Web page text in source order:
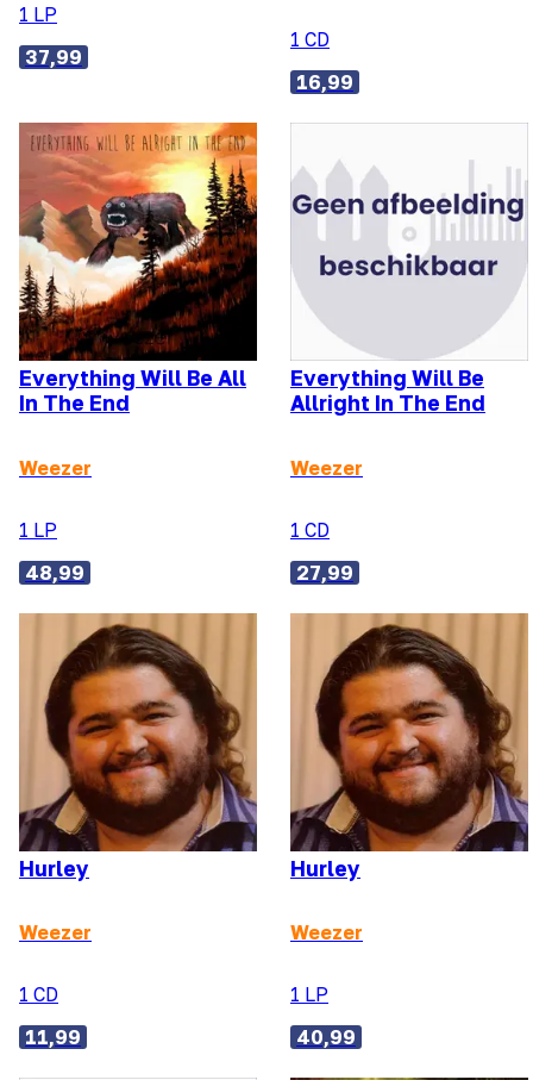
1 LP
37,99
1 CD
16,99
Everything Will Be All
In The End
Weezer
1 LP
48,99
Everything Will Be
Allright In The End
Weezer
1 CD
27,99
Hurley
Weezer
1 CD
11,99
Hurley
Weezer
1 LP
40,99